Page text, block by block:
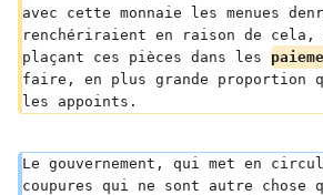
avec cette monnaie les menues
renchériraient en raison de
plaçant ces pièces dans les
faire, en plus grande proportion
les appoints.
Le gouvernement, qui met en
coupures qui ne sont autre chose